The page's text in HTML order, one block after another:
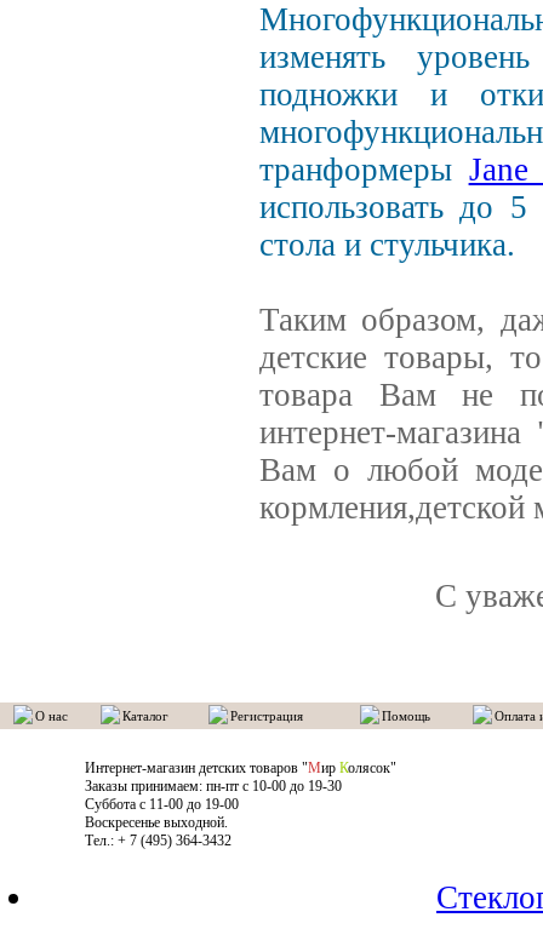
изменять
подножки и
транформеры
использовать до
стола и стульчика.
Таким образом,
детские товары,
товара Вам не
интернет-
Вам о любой
кормления,детской
С
О нас Каталог Регистрация Помощь Оплата
Интернет-магазин детских товаров "Мир Колясок"
Заказы принимаем: пн-пт с 10-00 до 19-30
Суббота с 11-00 до 19-00
Воскресенье выходной.
Тел.: + 7 (495) 364-3432